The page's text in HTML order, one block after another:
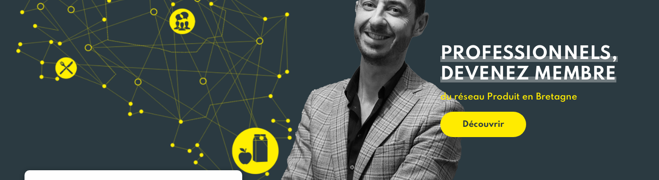
PROFESSIONNELS,
DEVENEZ MEMBRE
du réseau Produit en Bretagne
Découvrir